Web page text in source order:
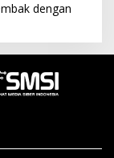
dengan